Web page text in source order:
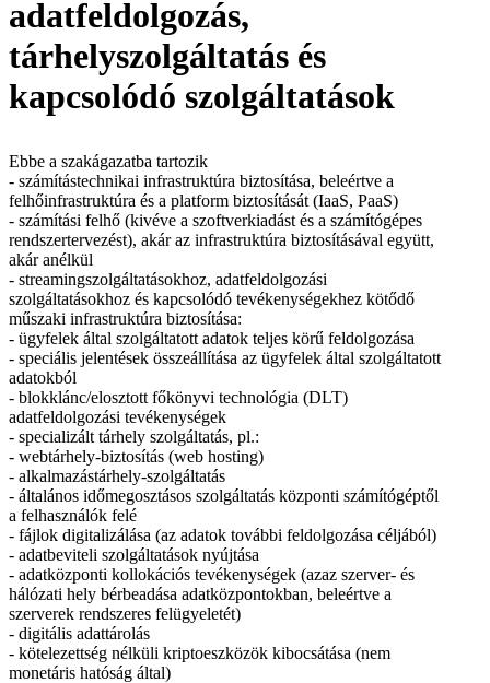
adatfeldolgozás,
tárhelyszolgáltatás és
kapcsolódó szolgáltatások
Ebbe a szakágazatba tartozik
- számítástechnikai infrastruktúra biztosítása, beleértve a
felhőinfrastruktúra és a platform biztosítását (IaaS, PaaS)
- számítási felhő (kivéve a szoftverkiadást és a számítógépes
rendszertervezést), akár az infrastruktúra biztosításával együtt,
akár anélkül
- streamingszolgáltatásokhoz, adatfeldolgozási
szolgáltatásokhoz és kapcsolódó tevékenységekhez kötődő
műszaki infrastruktúra biztosítása:
- ügyfelek által szolgáltatott adatok teljes körű feldolgozása
- speciális jelentések összeállítása az ügyfelek által szolgáltatott
adatokból
- blokklánc/elosztott főkönyvi technológia (DLT)
adatfeldolgozási tevékenységek
- specializált tárhely szolgáltatás, pl.:
- webtárhely-biztosítás (web hosting)
- alkalmazástárhely-szolgáltatás
- általános időmegosztásos szolgáltatás központi számítógéptől
a felhasználók felé
- fájlok digitalizálása (az adatok további feldolgozása céljából)
- adatbeviteli szolgáltatások nyújtása
- adatközponti kollokációs tevékenységek (azaz szerver- és
hálózati hely bérbeadása adatközpontokban, beleértve a
szerverek rendszeres felügyeletét)
- digitális adattárolás
- kötelezettség nélküli kriptoeszközök kibocsátása (nem
monetáris hatóság által)